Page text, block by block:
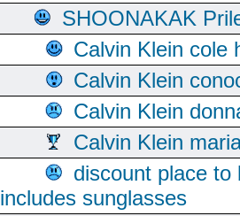
SHOONAKAK
Calvin Klein cole
Calvin Klein
Calvin Klein
Calvin Klein
discount place
includes sunglasses